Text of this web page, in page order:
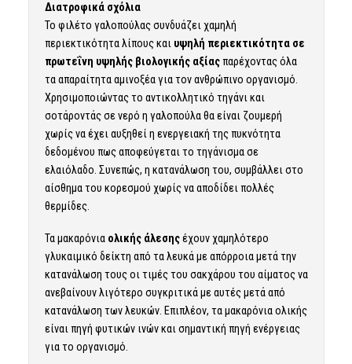
Διατροφικά σχόλια
Το φιλέτο γαλοπούλας συνδυάζει χαμηλή
περιεκτικότητα λίπους και υψηλή περιεκτικότητα σε
πρωτεΐνη υψηλής βιολογικής αξίαςπαρέχοντας όλα
τα απαραίτητα αμινοξέα για τον ανθρώπινο οργανισμό.
Χρησιμοποιώντας το αντικολλητικό τηγάνι και
σοτάροντάς σε νερό η γαλοπούλα θα είναι ζουμερή
χωρίς να έχει αυξηθεί η ενεργειακή της πυκνότητα
δεδομένου πως αποφεύγεται το τηγάνισμα σε
ελαιόλαδο. Συνεπώς, η κατανάλωση του, συμβάλλει στο
αίσθημα του κορεσμού χωρίς να αποδίδει πολλές
θερμίδες.
Τα μακαρόνια ολικής άλεσηςέχουν χαμηλότερο
γλυκαιμικό δείκτη από τα λευκά με απόρροια μετά την
κατανάλωση τους οι τιμές του σακχάρου του αίματος να
ανεβαίνουν λιγότερο συγκριτικά με αυτές μετά από
κατανάλωση των λευκών. Επιπλέον, τα μακαρόνια ολικής
είναι πηγή φυτικών ινών και σημαντική πηγή ενέργειας
για το οργανισμό.